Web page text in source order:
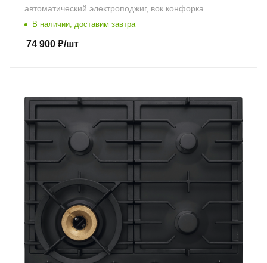
автоматический электроподжиг, вок конфорка
В наличии, доставим завтра
74 900 ₽/шт